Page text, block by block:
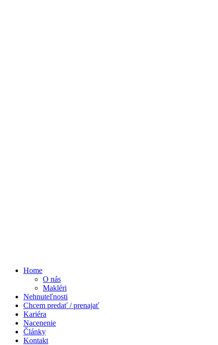
Home
O nás
Makléri
Nehnuteľnosti
Chcem predať / prenajať
Kariéra
Nacenenie
Články
Kontakt